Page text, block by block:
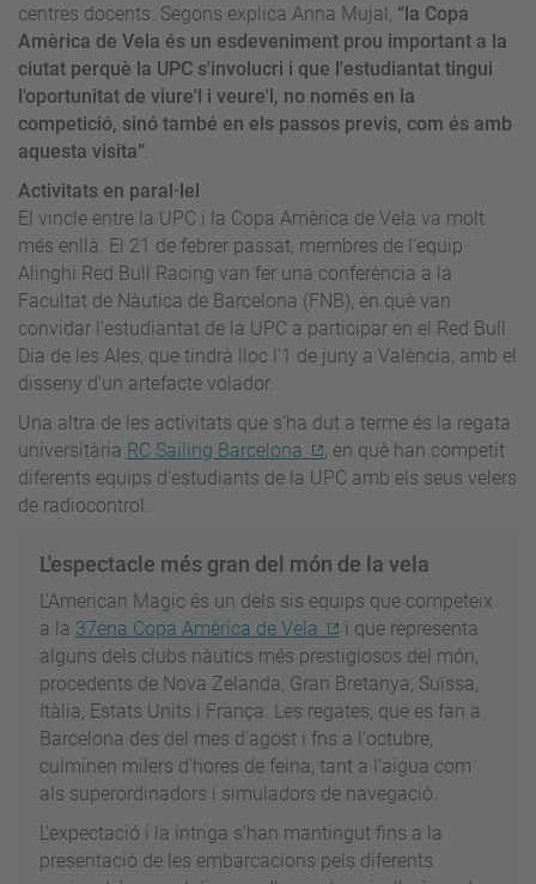
centres docents. Segons explica Anna Mujal, “la Copa
Amèrica de Vela és un esdeveniment prou important a la
ciutat perquè la UPC s'involucri i que l'estudiantat tingui
l'oportunitat de viure'l i veure'l, no només en la
competició, sinó també en els passos previs, com és amb
aquesta visita”.
Activitats en paral·lel
El vincle entre la UPC i la Copa Amèrica de Vela va molt
més enllà. El 21 de febrer passat, membres de l'equip
Alinghi Red Bull Racing van fer una conferència a la
Facultat de Nàutica de Barcelona (FNB), en què van
convidar l'estudiantat de la UPC a participar en el Red Bull
Dia de les Ales, que tindrà lloc l'1 de juny a València, amb el
disseny d'un artefacte volador.
Una altra de les activitats que s'ha dut a terme és la regata
universitària RC Sailing Barcelona
, en què han competit
diferents equips d'estudiants de la UPC amb els seus velers
de radiocontrol.
L'espectacle més gran del món de la vela
L'American Magic és un dels sis equips que competeix
a la 37ena Copa Amèrica de Vela
i que representa
alguns dels clubs nàutics més prestigiosos del món,
procedents de Nova Zelanda, Gran Bretanya, Suïssa,
Itàlia, Estats Units i França. Les regates, que es fan a
Barcelona des del mes d'agost i fns a l'octubre,
culminen milers d'hores de feina, tant a l'aigua com
als superordinadors i simuladors de navegació.
L'expectació i la intriga s'han mantingut fins a la
presentació de les embarcacions pels diferents